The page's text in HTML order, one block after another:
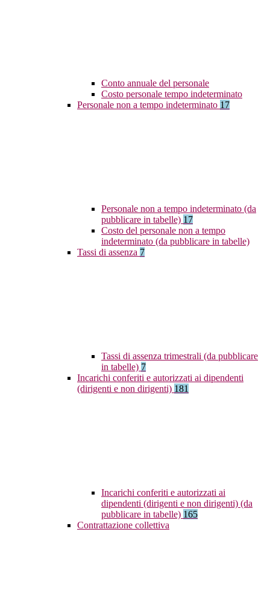
Conto annuale del personale
Costo personale tempo indeterminato
Personale non a tempo indeterminato 17
Personale non a tempo indeterminato (da
pubblicare in tabelle) 17
Costo del personale non a tempo
indeterminato (da pubblicare in tabelle)
Tassi di assenza 7
Tassi di assenza trimestrali (da pubblicare
in tabelle) 7
Incarichi conferiti e autorizzati ai dipendenti
(dirigenti e non dirigenti) 181
Incarichi conferiti e autorizzati ai
dipendenti (dirigenti e non dirigenti) (da
pubblicare in tabelle) 165
Contrattazione collettiva